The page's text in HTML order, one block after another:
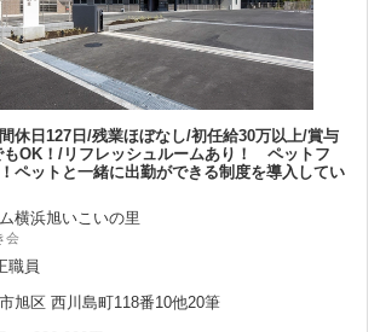
休日127日/残業ほぼなし/初任給30万以上/賞与
もOK！/リフレッシュルームあり！ ペットフ
ペットと一緒に出勤ができる制度を導入してい
横浜旭いこいの里
会
職員
旭区 西川島町118番10他20筆